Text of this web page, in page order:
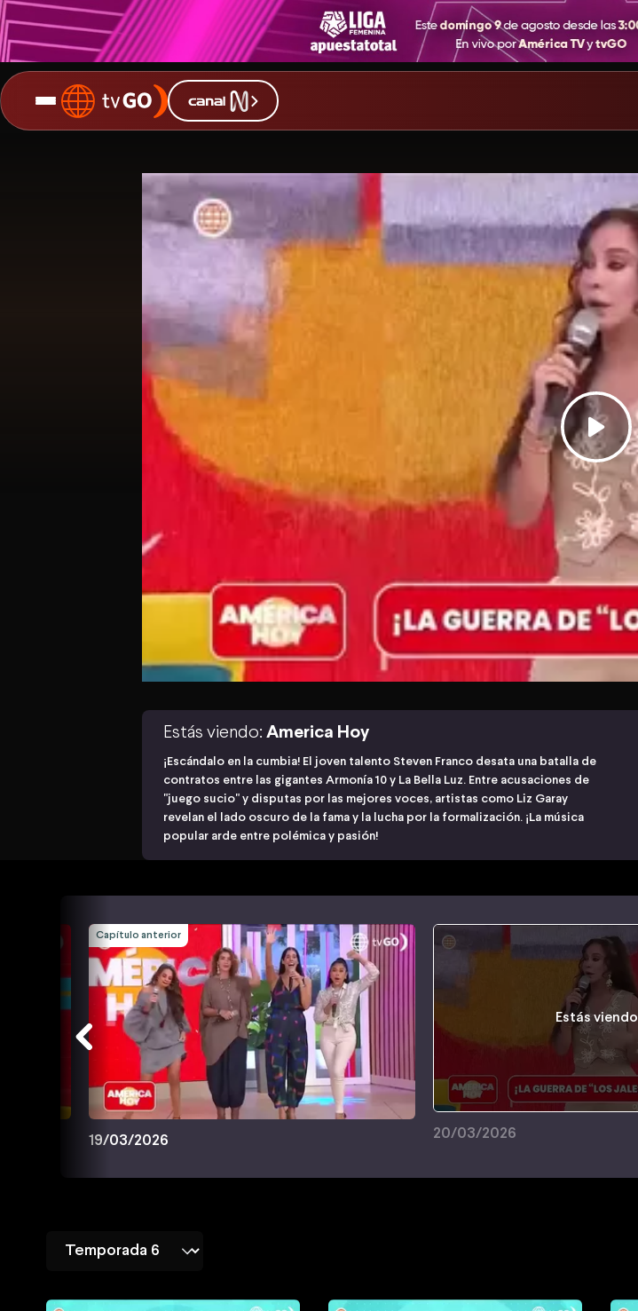
Estás viendo: America Hoy
¡Escándalo en la cumbia! El joven talento Steven Franco desata una batalla de
contratos entre las gigantes Armonía 10 y La Bella Luz. Entre acusaciones de
"juego sucio" y disputas por las mejores voces, artistas como Liz Garay
revelan el lado oscuro de la fama y la lucha por la formalización. ¡La música
popular arde entre polémica y pasión!
Capítulo anterior
19/03/2026
Estás viendo
20/03/2026